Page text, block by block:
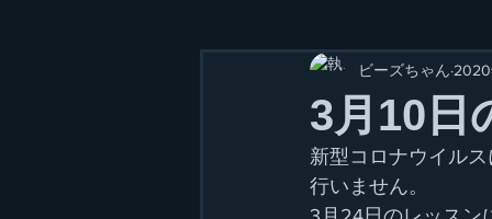
3月10日
ビーズちゃん 2020
新型コロナウイル
行いません。